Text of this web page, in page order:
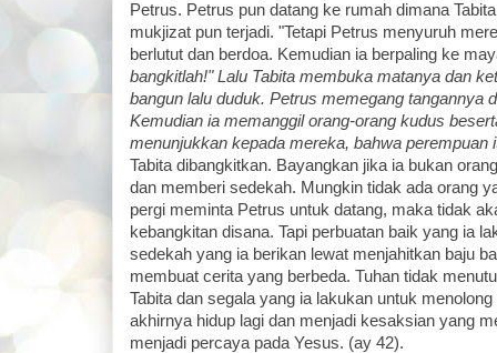
Petrus. Petrus pun datang ke rumah dimana
mukjizat pun terjadi. "Tetapi Petrus menyuruh
berlutut dan berdoa. Kemudian ia berpaling ke
bangkitlah!" Lalu Tabita membuka matanya dan
bangun lalu duduk. Petrus memegang tangannya
Kemudian ia memanggil orang-orang kudus
menunjukkan kepada mereka, bahwa perempuan
Tabita dibangkitkan. Bayangkan jika ia bukan
dan memberi sedekah. Mungkin tidak ada orang
pergi meminta Petrus untuk datang, maka tidak
kebangkitan disana. Tapi perbuatan baik yang ia
sedekah yang ia berikan lewat menjahitkan baju
membuat cerita yang berbeda. Tuhan tidak
Tabita dan segala yang ia lakukan untuk
akhirnya hidup lagi dan menjadi kesaksian yang
menjadi percaya pada Yesus. (ay 42).